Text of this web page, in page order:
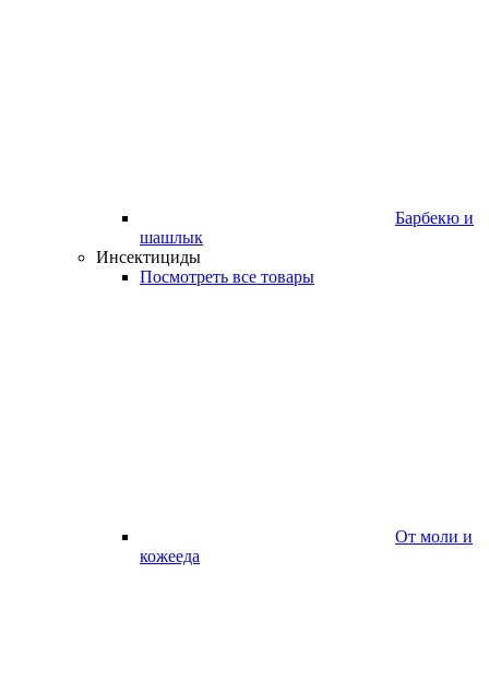
Барбекю и
шашлык
Инсектициды
Посмотреть все товары
От моли и
кожееда